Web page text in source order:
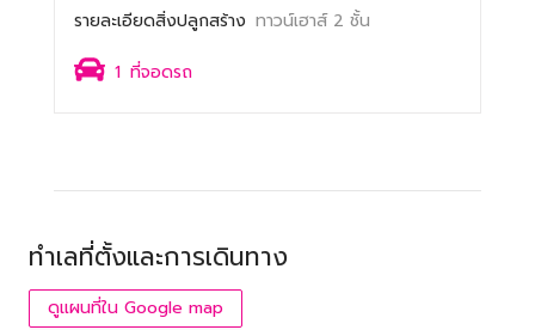
รายละเอียดสิ่งปลูกสร้าง ทาวน์เฮาส์ 2 ชั้น
1 ที่จอดรถ
ทำเลที่ตั้งและการเดินทาง
ดูแผนที่ใน Google map